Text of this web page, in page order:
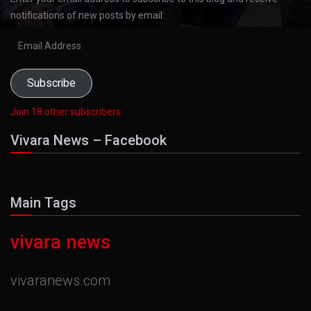
notifications of new posts by email.
Subscribe
Join 18 other subscribers
Vivara News – Facebook
Main Tags
vivara news
vivaranews.com